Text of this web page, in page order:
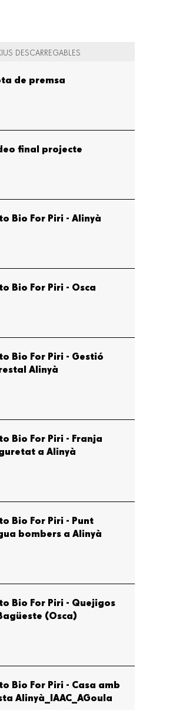
DESCARREGABLES
de premsa
final projecte
Bio For Piri - Alinyà
Bio For Piri - Osca
Bio For Piri - Gestió
Alinyà
Bio For Piri - Franja
a Alinyà
Bio For Piri - Punt
bombers a Alinyà
Bio For Piri - Quejigos
(Osca)
Bio For Piri - Casa amb
Alinyà_IAAC_AGoula